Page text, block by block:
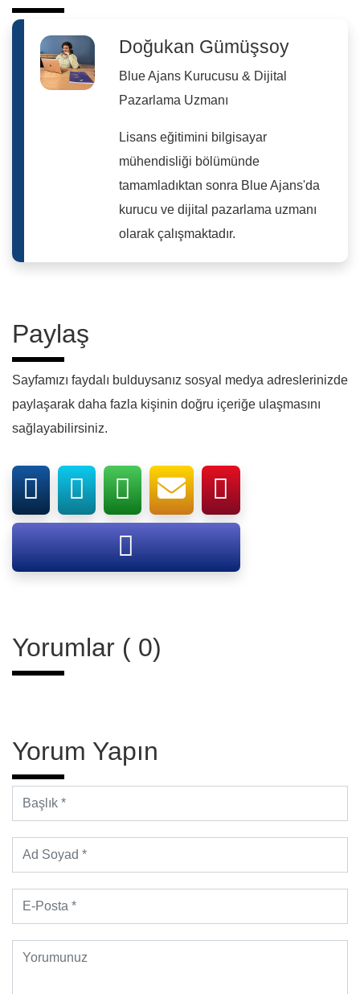
Doğukan Gümüşsoy
Blue Ajans Kurucusu & Dijital
Pazarlama Uzmanı
Lisans eğitimini bilgisayar
mühendisliği bölümünde
tamamladıktan sonra Blue Ajans'da
kurucu ve dijital pazarlama uzmanı
olarak çalışmaktadır.
Paylaş
Sayfamızı faydalı bulduysanız sosyal medya adreslerinizde
paylaşarak daha fazla kişinin doğru içeriğe ulaşmasını
sağlayabilirsiniz.
Yorumlar ( 0)
Yorum Yapın